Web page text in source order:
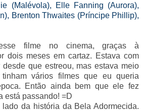
(Malévola), Elle Fanning (Aurora),
Brenton Thwaites (Príncipe Phillip),
filme no cinema, graças à
dois meses em cartaz. Estava com
que estreou, mas estava meio
vários filmes que eu queria
Então ainda bem que ele fez
está passando! =D
da história da Bela Adormecida.